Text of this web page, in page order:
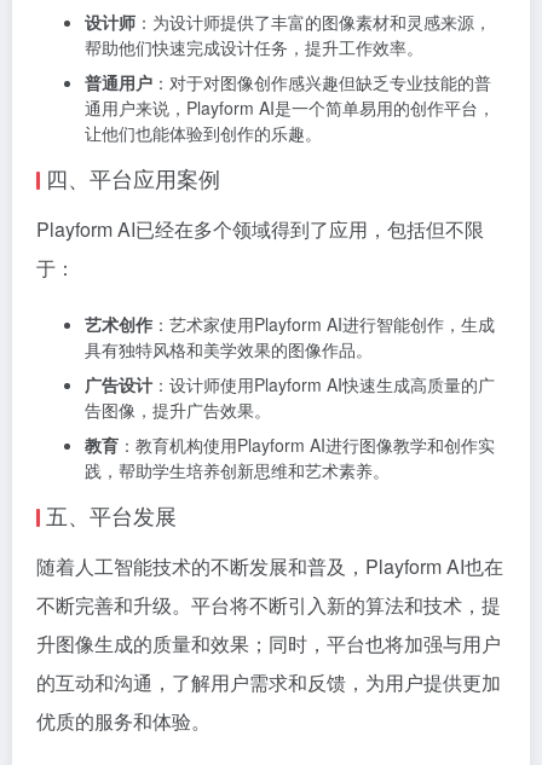
设计师 ：为设计师提供了丰富的图像素材和灵感来源，
帮助他们快速完成设计任务，提升工作效率。
普通用户 ：对于对图像创作感兴趣但缺乏专业技能的普
通用户来说，Playform AI是一个简单易用的创作平台，
让他们也能体验到创作的乐趣。
四、平台应用案例
Playform AI已经在多个领域得到了应用，包括但不限
于：
艺术创作 ：艺术家使用Playform AI进行智能创作，生成
具有独特风格和美学效果的图像作品。
广告设计 ：设计师使用Playform AI快速生成高质量的广
告图像，提升广告效果。
教育 ：教育机构使用Playform AI进行图像教学和创作实
践，帮助学生培养创新思维和艺术素养。
五、平台发展
随着人工智能技术的不断发展和普及，Playform AI也在
不断完善和升级。平台将不断引入新的算法和技术，提
升图像生成的质量和效果；同时，平台也将加强与用户
的互动和沟通，了解用户需求和反馈，为用户提供更加
优质的服务和体验。